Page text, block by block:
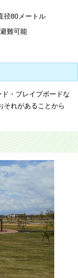
径80メートル
難可能
・ブレイブボードな
それがあることから